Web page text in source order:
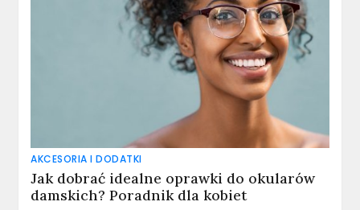
AKCESORIA I DODATKI
Jak dobrać idealne oprawki do okularów
damskich? Poradnik dla kobiet